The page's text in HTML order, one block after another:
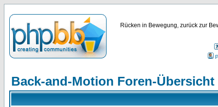
Rücken in Bewegung, zurück zur
Back-and-Motion Foren-Übersicht